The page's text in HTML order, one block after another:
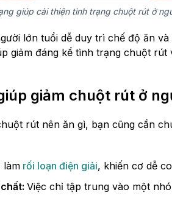
giúp cải thiện tình trạng chuột rút ở
lớn tuổi dễ duy trì chế độ ăn
giảm đáng kể tình trạng chuột rút
giảm chuột rút ở
rút nên ăn gì, bạn cũng cần
làm rối loạn điện giải, khiến cơ dễ
Việc chỉ tập trung vào một